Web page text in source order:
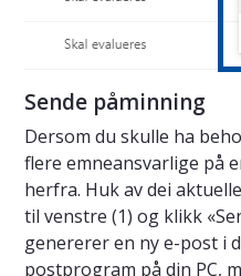
Sende påminning
Dersom du skulle ha
flere emneansvarlige på
herfra. Huk av dei
til venstre (1) og klikk
genererer en ny e-post i
postprogram på din PC,